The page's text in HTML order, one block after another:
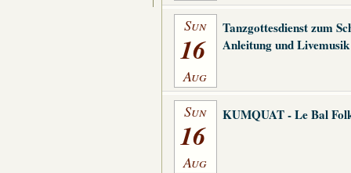
Sun
16
Aug
Tanzgottesdienst zum
Anleitung und
Sun
16
Aug
KUMQUAT - Le Bal